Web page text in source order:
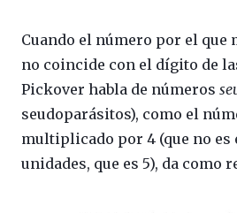
Cuando el número por el
no coincide con el dígito de
Pickover habla de números
seudoparásitos), como el
multiplicado por 4 (que no es
unidades, que es 5), da como